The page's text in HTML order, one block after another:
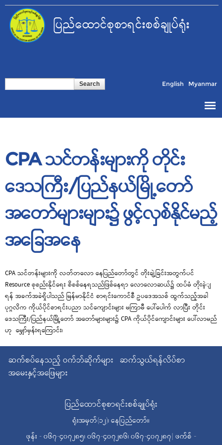
Skip to
content
ပြည်ထောင်စုစာရင်းစစ်ချုပ်ရုံး
Search form English Myanmar
CPA သင်တန်းများကို တိုင်း
ဒေသကြီး/ပြည်နယ်မြို့တော်
အတော်များများ၌ ဖွင့်လှစ်နိုင်မည့်
အခြေအနေ
CPA သင်တန်းများကို လတ်တလော နေပြည်တော်တွင် တိုးချဲ့ခြင်းအတွက်ပင်
Resource စုစည်းနိုင်ရေး စိစစ်နေရသည်ဖြစ်နေရာ လောလောဆယ်၌ ထပ်မံ တိုးခဲ့ျ
ရန် အခက်အခဲရှိပါသည် မြန်မာနိုင်ငံ စာရင်းကောင်စီ ဥပဒေအသစ် ထွက်သည့်အခါ
ပုဂ္ဂလိက ကိုယ်ပိုင်စာရင်းပညာ သင်ကျောင်းများ မကြာမီ ပေါ်ပေါက် လာပြီး တိုင်း
ဒေသကြီး/ပြည်နယ်မြို့တော် အတော်များများ၌ CPA ကိုယ်ပိုင်ကျောင်းများ ပေါ်လာမည်
ဟု မျှော်မှန်းရကြောင်း၊
ဆက်စပ်နေသည့် ဝက်ဘ်ဆိုက်များ ဆက်သွယ်ရန်လိပ်စာ
အမေးနှင့်အဖြေများ
ပြည်ထောင်စုစာရင်းစစ်ချုပ်ရုံး
ရုံးအမှတ်(၁၂)၊ နေပြည်တော်။
ဖုန်း - ၀၆၇-၄၀၇၂၈၅၊ ၀၆၇-၄၀၇၂၈၆၊ ၀၆၇-၄၀၇၂၈၇| ဖက်စ် -